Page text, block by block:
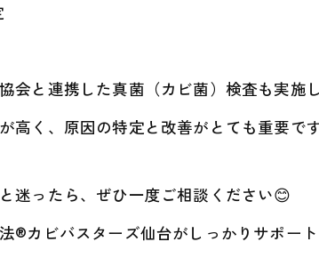
会と連携した真菌（カビ菌）検査も実施
く、原因の特定と改善がとても重要です
迷ったら、ぜひ一度ご相談ください😊
®カビバスターズ仙台がしっかりサポート